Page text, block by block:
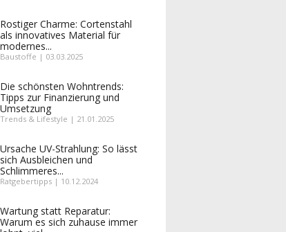
Rostiger Charme: Cortenstahl
als innovatives Material für
modernes...
Baustoffe | 03.03.2025
Die schönsten Wohntrends:
Tipps zur Finanzierung und
Umsetzung
Trends & Lifestyle | 21.01.2025
Ursache UV-Strahlung: So lässt
sich Ausbleichen und
Schlimmeres...
Ratgebertipps | 10.12.2024
Wartung statt Reparatur:
Warum es sich zuhause immer